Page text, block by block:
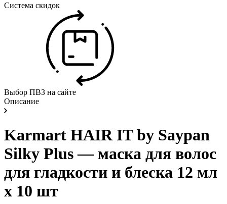
Система скидок
Выбор ПВЗ на сайте
Описание
Karmart HAIR IT by Saypan
Silky Plus — маска для волос
для гладкости и блеска 12 мл
x 10 шт